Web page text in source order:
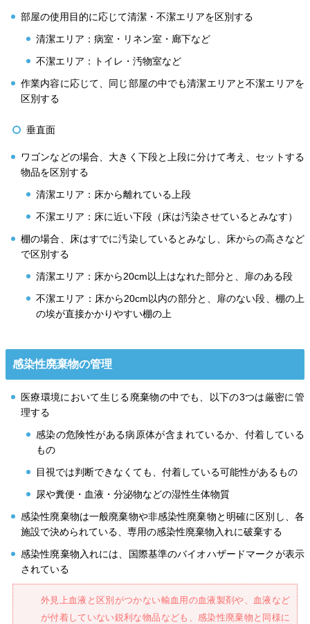
部屋の使用目的に応じて清潔・不潔エリアを区別する
清潔エリア：病室・リネン室・廊下など
不潔エリア：トイレ・汚物室など
作業内容に応じて、同じ部屋の中でも清潔エリアと不潔エリアを
区別する
垂直面
ワゴンなどの場合、大きく下段と上段に分けて考え、セットする
物品を区別する
清潔エリア：床から離れている上段
不潔エリア：床に近い下段（床は汚染させているとみなす）
棚の場合、床はすでに汚染しているとみなし、床からの高さなど
で区別する
清潔エリア：床から20cm以上はなれた部分と、扉のある段
不潔エリア：床から20cm以内の部分と、扉のない段、棚の上
の埃が直接かかりやすい棚の上
感染性廃棄物の管理
医療環境において生じる廃棄物の中でも、以下の3つは厳密に管
理する
感染の危険性がある病原体が含まれているか、付着している
もの
目視では判断できなくても、付着している可能性があるもの
尿や糞便・血液・分泌物などの湿性生体物質
感染性廃棄物は一般廃棄物や非感染性廃棄物と明確に区別し、各
施設で決められている、専用の感染性廃棄物入れに破棄する
感染性廃棄物入れには、国際基準のバイオハザードマークが表示
されている
外見上血液と区別がつかない輸血用の血液製剤や、血液など
が付着していない鋭利な物品なども、感染性廃棄物と同様に